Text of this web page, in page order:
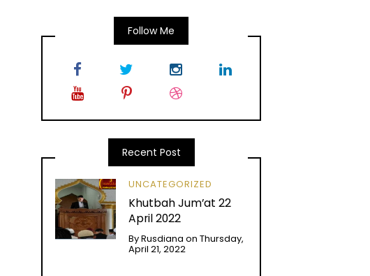
Follow Me
Recent Post
UNCATEGORIZED
Khutbah Jum’at 22
April 2022
ByRusdiana on Thursday,
April 21, 2022